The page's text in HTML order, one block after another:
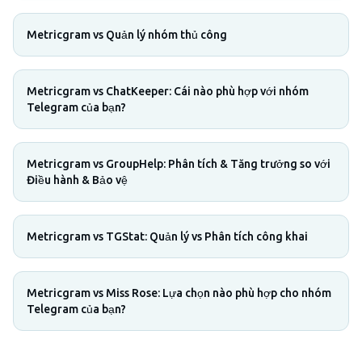
Metricgram vs Quản lý nhóm thủ công
Metricgram vs ChatKeeper: Cái nào phù hợp với nhóm
Telegram của bạn?
Metricgram vs GroupHelp: Phân tích & Tăng trưởng so với
Điều hành & Bảo vệ
Metricgram vs TGStat: Quản lý vs Phân tích công khai
Metricgram vs Miss Rose: Lựa chọn nào phù hợp cho nhóm
Telegram của bạn?